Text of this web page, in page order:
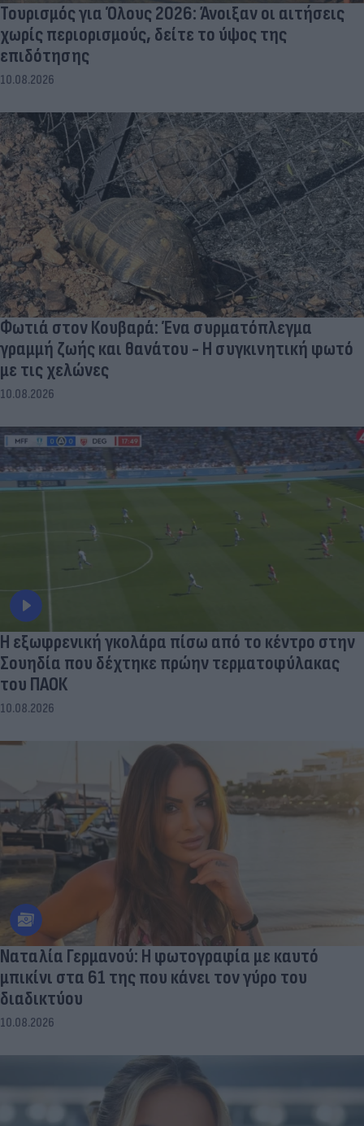
Τουρισμός για Όλους 2026: Άνοιξαν οι αιτήσεις
χωρίς περιορισμούς, δείτε το ύψος της
επιδότησης
10.08.2026
Φωτιά στον Κουβαρά: Ένα συρματόπλεγμα
γραμμή ζωής και θανάτου - Η συγκινητική φωτό
με τις χελώνες
10.08.2026
Η εξωφρενική γκολάρα πίσω από το κέντρο στην
Σουηδία που δέχτηκε πρώην τερματοφύλακας
του ΠΑΟΚ
10.08.2026
Ναταλία Γερμανού: Η φωτογραφία με καυτό
μπικίνι στα 61 της που κάνει τον γύρο του
διαδικτύου
10.08.2026